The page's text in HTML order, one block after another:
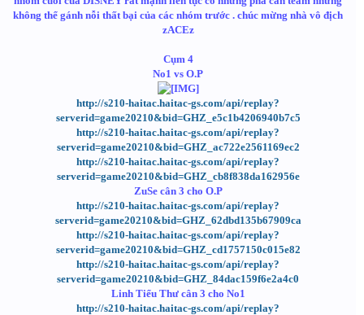
không thể gánh nỗi thất bại của các nhóm trước . chúc mừng nhà vô địch
zACEz
Cụm 4
No1 vs O.P
http://s210-haitac.haitac-gs.com/api/replay?
serverid=game20210&bid=GHZ_e5c1b4206940b7c5
http://s210-haitac.haitac-gs.com/api/replay?
serverid=game20210&bid=GHZ_ac722e2561169ec2
http://s210-haitac.haitac-gs.com/api/replay?
serverid=game20210&bid=GHZ_cb8f838da162956e
ZuSe cân 3 cho O.P
http://s210-haitac.haitac-gs.com/api/replay?
serverid=game20210&bid=GHZ_62dbd135b67909ca
http://s210-haitac.haitac-gs.com/api/replay?
serverid=game20210&bid=GHZ_cd1757150c015e82
http://s210-haitac.haitac-gs.com/api/replay?
serverid=game20210&bid=GHZ_84dac159f6e2a4c0
Linh Tiểu Thư cân 3 cho No1
http://s210-haitac.haitac-gs.com/api/replay?